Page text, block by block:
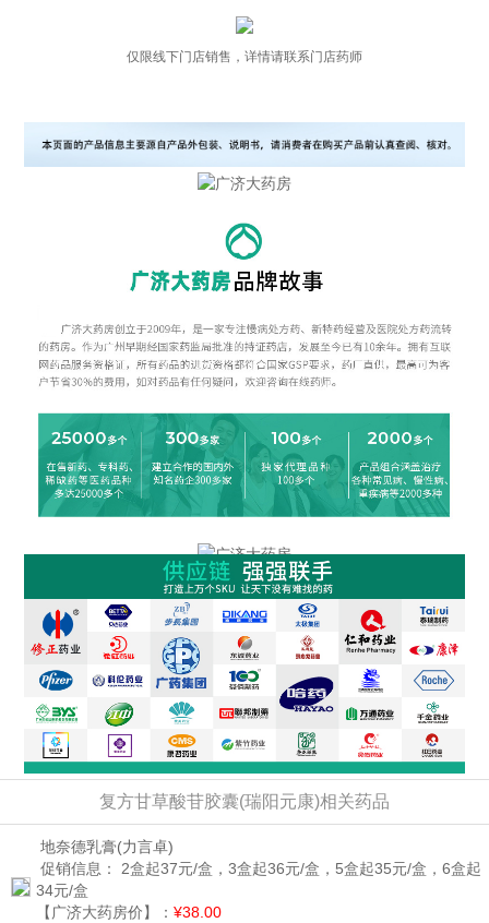
仅限线下门店销售，详情请联系门店药师
复方甘草酸苷胶囊(瑞阳元康)相关药品
地奈德乳膏(力言卓)
促销信息：
2盒起37元/盒，3盒起36元/盒，5盒起35元/盒，6盒起
34元/盒
【广济大药房价】： ¥38.00